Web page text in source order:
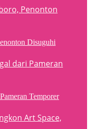
Disuguhi
Temporer